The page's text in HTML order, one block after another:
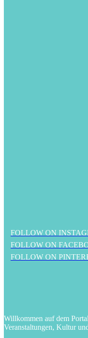
FOLLOW ON
FOLLOW ON
FOLLOW ON
Willkommen auf dem
Veranstaltungen, Kultur